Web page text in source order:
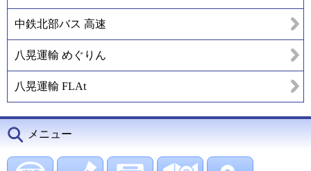
中鉄北部バス 高速
八晃運輸 めぐりん
八晃運輸 FLAt
メニュー